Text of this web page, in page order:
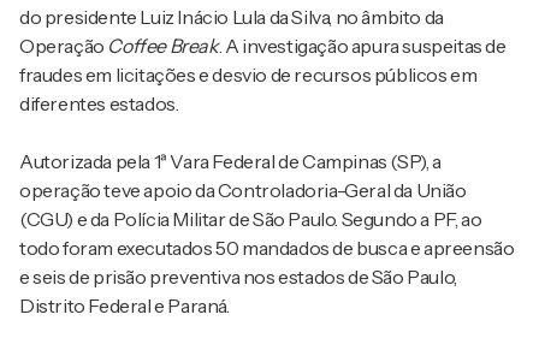
do presidente Luiz Inácio Lula da Silva, no âmbito da
Operação Coffee Break. A investigação apura suspeitas de
fraudes em licitações e desvio de recursos públicos em
diferentes estados.
Autorizada pela 1ª Vara Federal de Campinas (SP), a
operação teve apoio da Controladoria-Geral da União
(CGU) e da Polícia Militar de São Paulo. Segundo a PF, ao
todo foram executados 50 mandados de busca e apreensão
e seis de prisão preventiva nos estados de São Paulo,
Distrito Federal e Paraná.